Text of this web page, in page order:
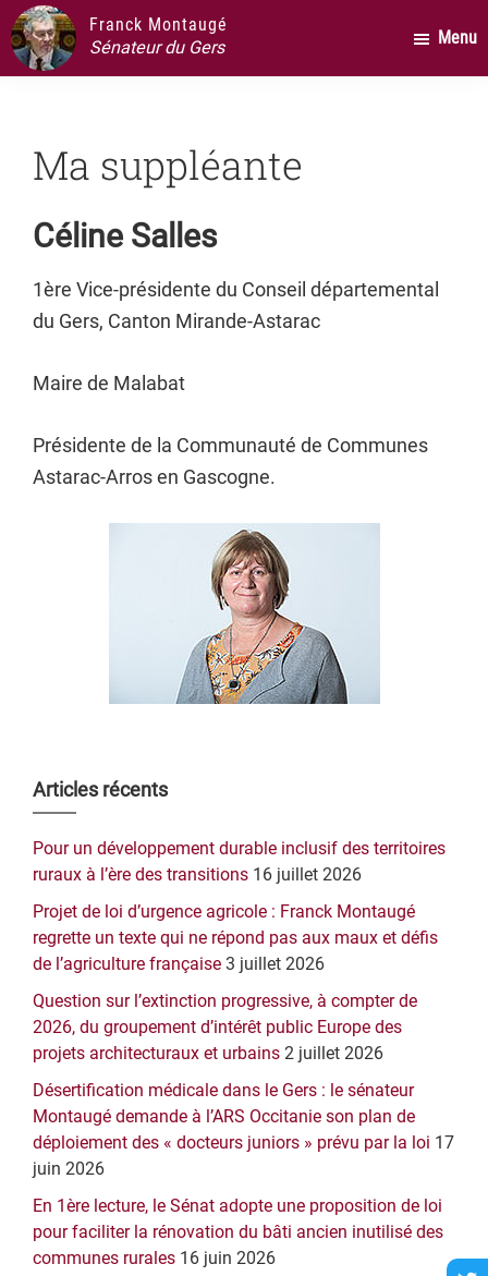
Passer
au
contenu
Passer
la
principale
Passer
au
pied
Franck Montaugé
Sénateur du Gers
Menu
Ma suppléante
Céline Salles
1ère Vice-présidente du Conseil départemental
du Gers, Canton Mirande-Astarac
Maire de Malabat
Présidente de la Communauté de Communes
Astarac-Arros en Gascogne.
Barre
latérale
principale
Articles récents
Pour un développement durable inclusif des territoires
ruraux à l’ère des transitions 16 juillet 2026
Projet de loi d’urgence agricole : Franck Montaugé
regrette un texte qui ne répond pas aux maux et défis
de l’agriculture française 3 juillet 2026
Question sur l’extinction progressive, à compter de
2026, du groupement d’intérêt public Europe des
projets architecturaux et urbains 2 juillet 2026
Désertification médicale dans le Gers : le sénateur
Montaugé demande à l’ARS Occitanie son plan de
déploiement des « docteurs juniors » prévu par la loi 17
juin 2026
En 1ère lecture, le Sénat adopte une proposition de loi
pour faciliter la rénovation du bâti ancien inutilisé des
communes rurales 16 juin 2026